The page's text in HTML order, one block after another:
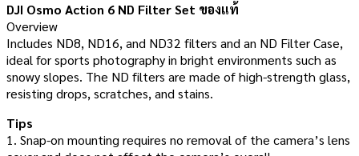
DJI Osmo Action 6 ND Filter Set ของแท้
Overview
Includes ND8, ND16, and ND32 filters and an ND Filter Case,
ideal for sports photography in bright environments such as
snowy slopes. The ND filters are made of high-strength glass,
resisting drops, scratches, and stains.
Tips
1. Snap-on mounting requires no removal of the camera’s lens